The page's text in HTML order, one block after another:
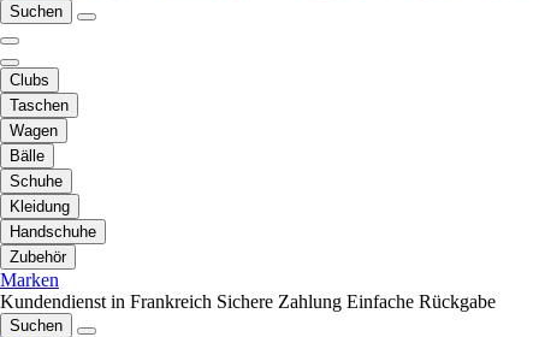
Suchen
Clubs
Taschen
Wagen
Bälle
Schuhe
Kleidung
Handschuhe
Zubehör
Marken
Kundendienst in Frankreich Sichere Zahlung Einfache Rückgabe
Suchen